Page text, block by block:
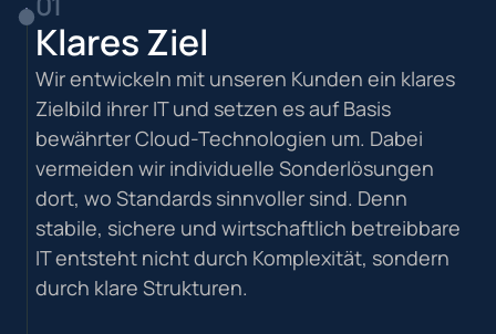
Klares Ziel
Wir entwickeln mit unseren Kunden ein klares
Zielbild ihrer IT und setzen es auf Basis
bewährter Cloud-Technologien um. Dabei
vermeiden wir individuelle Sonderlösungen
dort, wo Standards sinnvoller sind. Denn
stabile, sichere und wirtschaftlich betreibbare
IT entsteht nicht durch Komplexität, sondern
durch klare Strukturen.